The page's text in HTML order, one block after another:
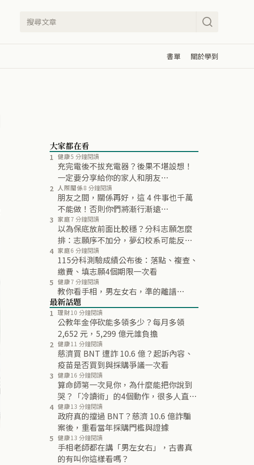
書單 關於學到
大家都在看
1 健康5 分鐘閱讀
充完電後不拔充電器？後果不堪設想！
一定要分享給你的家人和朋友…
2 人際關係8 分鐘閱讀
朋友之間，關係再好，這 4 件事也千萬
不能做！否則你們將漸行漸遠…
3 家庭7 分鐘閱讀
以為保底放前面比較穩？分科志願怎麼
排：志願序不加分，夢幻校系可能反而
不再分發
4 家庭6 分鐘閱讀
115分科測驗成績公布後：落點、複查、
繳費、填志願4個期限一次看
5 健康7 分鐘閱讀
教你看手相，男左女右，準的離譜…
最新話題
1 理財10 分鐘閱讀
公教年金停砍能多領多少？每月多領
2,652 元，5,299 億元誰負擔
2 健康11 分鐘閱讀
慈濟買 BNT 遭詐 10.6 億？起訴內容、
疫苗是否買到與採購爭議一次看
3 健康16 分鐘閱讀
算命師第一次見你，為什麼能把你說到
哭？「冷讀術」的4個動作，很多人直到
最後都沒發現
4 健康13 分鐘閱讀
政府真的擋過 BNT？慈濟 10.6 億詐騙
案後，重看當年採購門檻與證據
5 健康13 分鐘閱讀
手相老師都在講「男左女右」，古書真
的有叫你這樣看嗎？